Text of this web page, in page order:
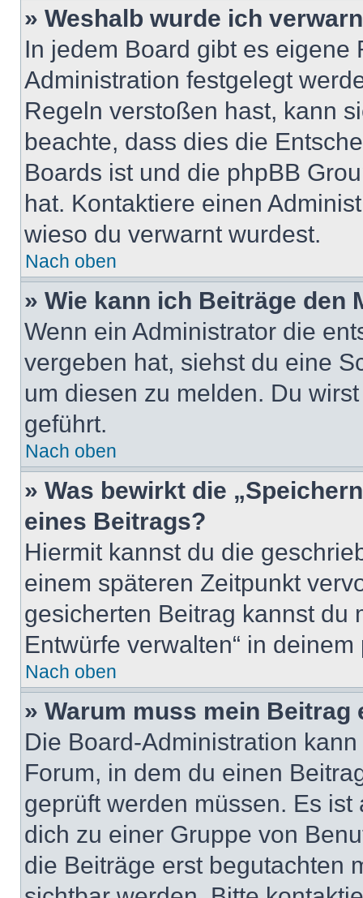
» Weshalb wurde ich
In jedem Board gibt es
Administration festgelegt
Regeln verstoßen hast, kann
beachte, dass dies die
Boards ist und die phpBB
hat. Kontaktiere einen
wieso du verwarnt wurdest.
Nach oben
» Wie kann ich Beiträge den
Wenn ein Administrator die
vergeben hat, siehst du eine
um diesen zu melden. Du
geführt.
Nach oben
» Was bewirkt die
eines Beitrags?
Hiermit kannst du die
einem späteren Zeitpunkt
gesicherten Beitrag kannst du
Entwürfe verwalten“ in
Nach oben
» Warum muss mein
Die Board-Administration
Forum, in dem du einen
geprüft werden müssen. Es
dich zu einer Gruppe von
die Beiträge erst begutachten